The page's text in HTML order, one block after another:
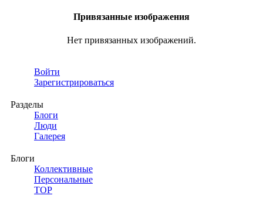
Привязанные изображения
Нет привязанных изображений.
Войти
Зарегистрироваться
Разделы
Блоги
Люди
Галерея
Блоги
Коллективные
Персональные
TOP